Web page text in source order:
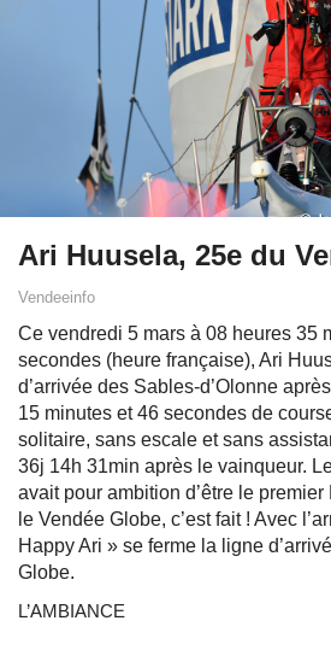
Ari Huusela, 25e du
Vendeeinfo
Ce vendredi 5 mars à 08 heures 35
secondes (heure française), Ari
d’arrivée des Sables-d’Olonne
15 minutes et 46 secondes de
solitaire, sans escale et sans
36j 14h 31min après le vainqueur.
avait pour ambition d’être le
le Vendée Globe, c’est fait ! Avec
Happy Ari » se ferme la ligne
Globe.
L’AMBIANCE